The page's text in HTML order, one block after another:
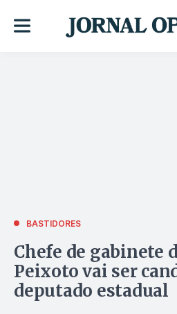
BASTIDORES
Chefe de gabinete
Peixoto vai ser
deputado estadual